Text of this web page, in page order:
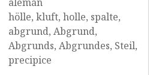
hölle, kluft, holle, spalte,
abgrund, Abgrund,
Abgrunds, Abgrundes, Steil,
precipice